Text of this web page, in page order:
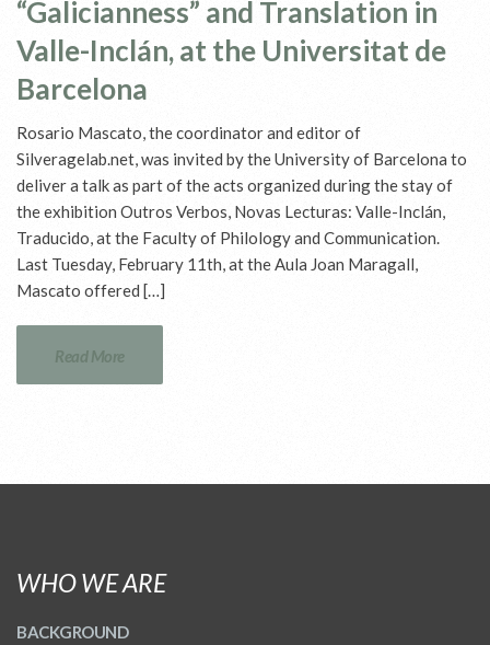
“Galicianness” and Translation in
Valle-Inclán, at the Universitat de
Barcelona
Rosario Mascato, the coordinator and editor of
Silveragelab.net, was invited by the University of Barcelona to
deliver a talk as part of the acts organized during the stay of
the exhibition Outros Verbos, Novas Lecturas: Valle-Inclán,
Traducido, at the Faculty of Philology and Communication.
Last Tuesday, February 11th, at the Aula Joan Maragall,
Mascato offered […]
Read More
WHO WE ARE
BACKGROUND